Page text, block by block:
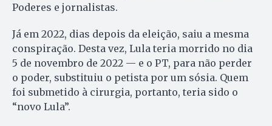
Poderes e jornalistas.
Já em 2022, dias depois da eleição, saiu a mesma
conspiração. Desta vez, Lula teria morrido no dia
5 de novembro de 2022 — e o PT, para não perder
o poder, substituiu o petista por um sósia. Quem
foi submetido à cirurgia, portanto, teria sido o
“novo Lula”.